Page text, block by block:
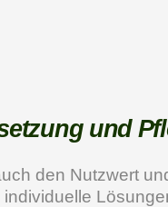
und
den Nutzwert